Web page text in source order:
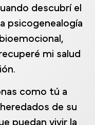
descubrí el
psicogenealogía
mi salud
como tú a
de su
puedan vivir la